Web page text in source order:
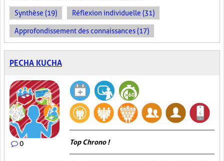
Synthèse (19) Réflexion individuelle (31)
Approfondissement des connaissances (17)
PECHA KUCHA
0 Top Chrono !